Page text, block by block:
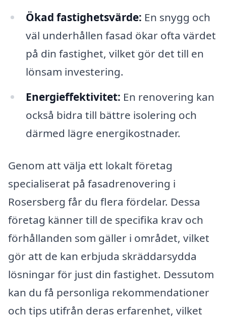
Ökad fastighetsvärde: En snygg och
väl underhållen fasad ökar ofta värdet
på din fastighet, vilket gör det till en
lönsam investering.
Energieffektivitet: En renovering kan
också bidra till bättre isolering och
därmed lägre energikostnader.
Genom att välja ett lokalt företag
specialiserat på fasadrenovering i
Rosersberg får du flera fördelar. Dessa
företag känner till de specifika krav och
förhållanden som gäller i området, vilket
gör att de kan erbjuda skräddarsydda
lösningar för just din fastighet. Dessutom
kan du få personliga rekommendationer
och tips utifrån deras erfarenhet, vilket